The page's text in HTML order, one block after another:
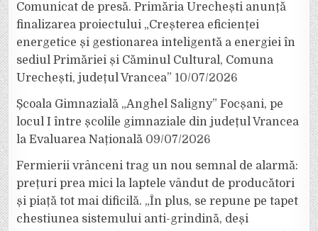
Comunicat de presă. Primăria Urechești anunță
finalizarea proiectului „Creșterea eficienței
energetice și gestionarea inteligentă a energiei în
sediul Primăriei și Căminul Cultural, Comuna
Urechești, județul Vrancea” 10/07/2026
Școala Gimnazială „Anghel Saligny” Focșani, pe
locul I între școlile gimnaziale din județul Vrancea
la Evaluarea Națională 09/07/2026
Fermierii vrânceni trag un nou semnal de alarmă:
prețuri prea mici la laptele vândut de producători
și piață tot mai dificilă. „În plus, se repune pe tapet
chestiunea sistemului anti-grindină, deși